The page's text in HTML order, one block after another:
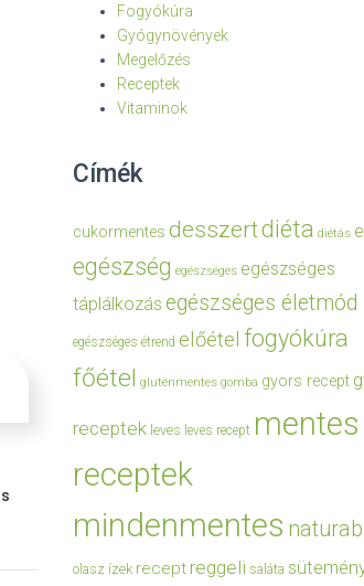
Fogyókúra
Gyógynövények
Megelőzés
Receptek
Vitaminok
Címék
cukormentes desszertdiéta diétás
egészség egészséges egészséges
táplálkozás egészséges életmód
egészséges étrend előétel fogyókúra
főétel gluténmentes gomba gyors recept
receptek leves leves recept mentes
receptek
mindenmentes
olasz ízek recept reggeli saláta